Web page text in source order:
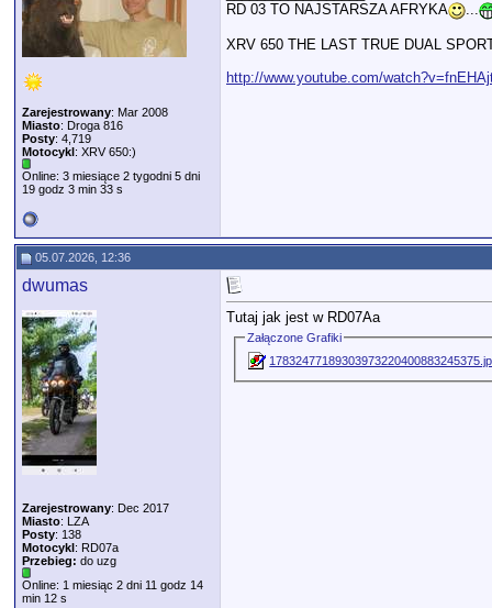
Zarejestrowany: Mar 2008
Miasto: Droga 816
Posty: 4,719
Motocykl: XRV 650:)
Online: 3 miesiące 2 tygodni 5 dni
19 godz 3 min 33 s
RD 03 TO NAJSTARSZA AFRYKA
...
XRV 650 THE LAST TRUE DUAL
http://www.youtube.com/
05.07.2026, 12:36
dwumas
Zarejestrowany: Dec 2017
Miasto: LZA
Posty: 138
Motocykl: RD07a
Przebieg: do uzg
Online: 1 miesiąc 2 dni 11 godz 14
min 12 s
Tutaj jak jest w RD07Aa
Załączone Grafiki